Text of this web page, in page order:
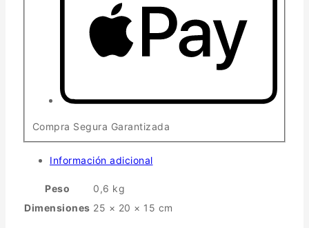
Compra Segura Garantizada
Información adicional
Peso
0,6 kg
Dimensiones 25 × 20 × 15 cm